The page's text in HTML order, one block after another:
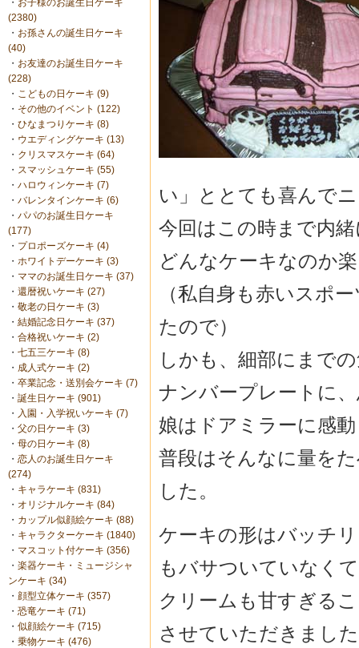
・ お子様のお誕生日ケーキ
(2380)
・ お孫さんの誕生日ケーキ
(40)
・ お友達のお誕生日ケーキ
(228)
・ こどもの日ケーキ (9)
・ その他のイベント (122)
・ ひなまつりケーキ (8)
・ ウエディングケーキ (13)
・ クリスマスケーキ (64)
・ スマッシュケーキ (55)
・ ハロウィンケーキ (7)
・ バレンタインケーキ (6)
・ パパのお誕生日ケーキ
(177)
・ プロポーズケーキ (4)
・ ホワイトデーケーキ (3)
・ ママのお誕生日ケーキ (37)
・ 還暦祝いケーキ (27)
・ 敬老の日ケーキ (3)
・ 結婚記念日ケーキ (37)
・ 合格祝いケーキ (2)
・ 七五三ケーキ (8)
・ 成人式ケーキ (2)
・ 卒業記念・送別会ケーキ (7)
・ 誕生日ケーキ (901)
・ 入園・入学祝いケーキ (7)
・ 父の日ケーキ (3)
・ 母の日ケーキ (8)
・ 恋人のお誕生日ケーキ
(274)
・ キャラケーキ (831)
・ オリジナルケーキ (84)
・ カップル似顔絵ケーキ (88)
・ キャラクターケーキ (1840)
・ マスコット付ケーキ (356)
・ 楽器ケーキ・ミュージシャ
ンケーキ (34)
・ 顔型立体ケーキ (357)
・ 恐竜ケーキ (71)
・ 似顔絵ケーキ (715)
・ 乗物ケーキ (476)
い」ととても喜んで
今回はこの時まで内
どんなケーキなのか
（私自身も赤いスポ
たので）
しかも、細部にまで
ナンバープレートに
娘はドアミラーに感
普段はそんなに量を
した。
ケーキの形はバッチ
もバサついていなく
クリームも甘すぎる
させていただきまし